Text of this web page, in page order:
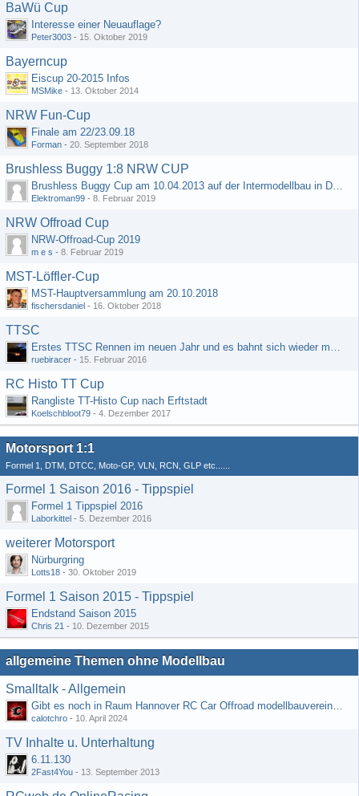
BaWü Cup
Interesse einer Neuauflage?
Peter3003 - 15. Oktober 2019
Bayerncup
Eiscup 20-2015 Infos
MSMike - 13. Oktober 2014
NRW Fun-Cup
Finale am 22/23.09.18
Forman - 20. September 2018
Brushless Buggy 1:8 NRW CUP
Brushless Buggy Cup am 10.04.2013 auf der Intermodellbau in Dortmund
Elektroman99 - 8. Februar 2019
NRW Offroad Cup
NRW-Offroad-Cup 2019
m e s - 8. Februar 2019
MST-Löffler-Cup
MST-Hauptversammlung am 20.10.2018
fischersdaniel - 16. Oktober 2018
TTSC
Erstes TTSC Rennen im neuen Jahr und es bahnt sich wieder mal eine Rekordteilnehmerzahl an
ruebiracer - 15. Februar 2016
RC Histo TT Cup
Rangliste TT-Histo Cup nach Erftstadt
Koelschbloot79 - 4. Dezember 2017
Motorsport 1:1
Formel 1, DTM, DTCC, Moto-GP, VLN, RCN, GLP etc......
Formel 1 Saison 2016 - Tippspiel
Formel 1 Tippspiel 2016
Laborkittel - 5. Dezember 2016
weiterer Motorsport
Nürburgring
Lotts18 - 30. Oktober 2019
Formel 1 Saison 2015 - Tippspiel
Endstand Saison 2015
Chris 21 - 10. Dezember 2015
allgemeine Themen ohne Modellbau
Smalltalk - Allgemein
Gibt es noch in Raum Hannover RC Car Offroad modellbauvereine, habe selbst schon gegoogelt aber erfolglos
calotchro - 10. April 2024
TV Inhalte u. Unterhaltung
6.11.130
2Fast4You - 13. September 2013